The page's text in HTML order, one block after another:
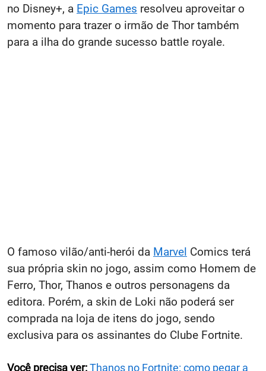
no Disney+, a Epic Games resolveu aproveitar o
momento para trazer o irmão de Thor também
para a ilha do grande sucesso battle royale.
O famoso vilão/anti-herói da Marvel Comics terá
sua própria skin no jogo, assim como Homem de
Ferro, Thor, Thanos e outros personagens da
editora. Porém, a skin de Loki não poderá ser
comprada na loja de itens do jogo, sendo
exclusiva para os assinantes do Clube Fortnite.
Você precisa ver:Thanos no Fortnite: como pegar a